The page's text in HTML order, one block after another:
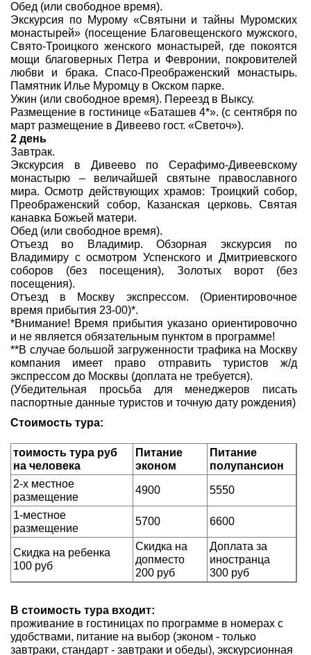
Обед (или свободное время).
Экскурсия по Мурому «Святыни и тайны Муромских
монастырей» (посещение Благовещенского мужского,
Свято-Троицкого женского монастырей, где покоятся
мощи благоверных Петра и Февронии, покровителей
любви и брака. Спасо-Преображенский монастырь.
Памятник Илье Муромцу в Окском парке.
Ужин (или свободное время). Переезд в Выксу.
Размещение в гостинице «Баташев 4*». (с сентября по
март размещение в Дивеево гост. «Светоч»).
2 день
Завтрак.
Экскурсия в Дивеево по Серафимо-Дивеевскому
монастырю – величайшей святыне православного
мира. Осмотр действующих храмов: Троицкий собор,
Преображенский собор, Казанская церковь. Святая
канавка Божьей матери.
Обед (или свободное время).
Отъезд во Владимир. Обзорная экскурсия по
Владимиру с осмотром Успенского и Дмитриевского
соборов (без посещения), Золотых ворот (без
посещения).
Отъезд в Москву экспрессом. (Ориентировочное
время прибытия 23-00)*.
*Внимание! Время прибытия указано ориентировочно
и не является обязательным пунктом в программе!
**В случае большой загруженности трафика на Москву
компания имеет право отправить туристов ж/д
экспрессом до Москвы (доплата не требуется).
(Убедительная просьба для менеджеров писать
паспортные данные туристов и точную дату рождения)
Стоимость тура:
тоимость тура руб
на человека
Питание
эконом
Питание
полупансион
2-х местное
размещение
4900 5550
1-местное
размещение
5700 6600
Скидка на ребенка
100 руб
Скидка на
допместо
200 руб
Доплата за
иностранца
300 руб
В стоимость тура входит:
проживание в гостиницах по программе в номерах с
удобствами, питание на выбор (эконом - только
завтраки, стандарт - завтраки и обеды), экскурсионная